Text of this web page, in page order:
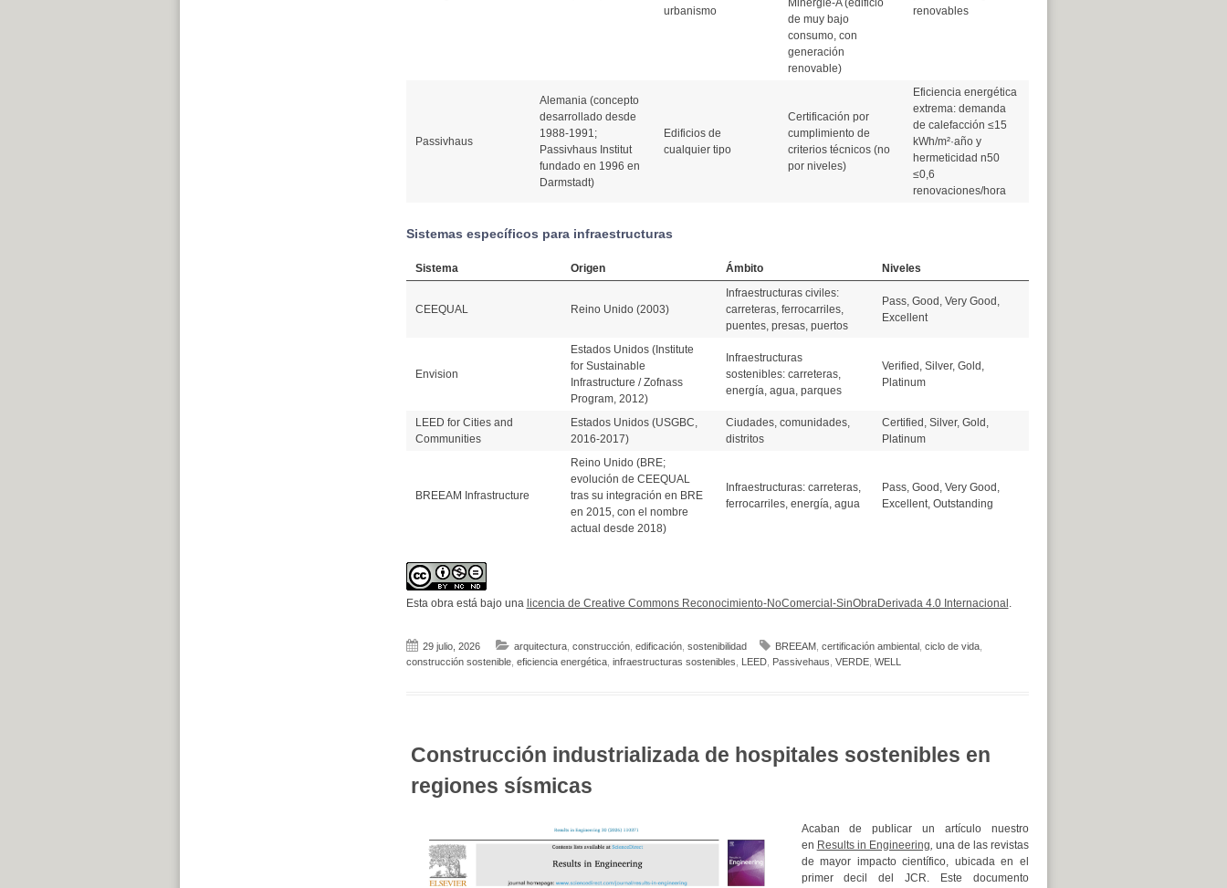
urbanismo
de muy bajo
consumo, con
generación
renovable)
renovables
Passivhaus
Alemania (concepto
desarrollado desde
1988-1991;
Passivhaus Institut
fundado en 1996 en
Darmstadt)
Edificios de
cualquier tipo
Certificación por
cumplimiento de
criterios técnicos (no
por niveles)
Eficiencia energética
extrema: demanda
de calefacción ≤15
kWh/m²·año y
hermeticidad n50
≤0,6
renovaciones/hora
Sistemas específicos para infraestructuras
Sistema Origen Ámbito Niveles
CEEQUAL Reino Unido (2003)
Infraestructuras civiles:
carreteras, ferrocarriles,
puentes, presas, puertos
Pass, Good, Very Good,
Excellent
Envision
Estados Unidos (Institute
for Sustainable
Infrastructure / Zofnass
Program, 2012)
Infraestructuras
sostenibles: carreteras,
energía, agua, parques
Verified, Silver, Gold,
Platinum
LEED for Cities and
Communities
Estados Unidos (USGBC,
2016-2017)
Ciudades, comunidades,
distritos
Certified, Silver, Gold,
Platinum
BREEAM Infrastructure
Reino Unido (BRE;
evolución de CEEQUAL
tras su integración en BRE
en 2015, con el nombre
actual desde 2018)
Infraestructuras: carreteras,
ferrocarriles, energía, agua
Pass, Good, Very Good,
Excellent, Outstanding
Esta obra está bajo una licencia de Creative Commons Reconocimiento-NoComercial-SinObraDerivada 4.0 Internacional .
29 julio, 2026 arquitectura, construcción, edificación, sostenibilidad BREEAM, certificación ambiental , ciclo de vida,
construcción sostenible, eficiencia energética, infraestructuras sostenibles, LEED, Passivehaus, VERDE, WELL
Construcción industrializada de hospitales sostenibles en
regiones sísmicas
Acaban de publicar un artículo nuestro
en Results in Engineering, una de las revistas
de mayor impacto científico, ubicada en el
primer decil del JCR. Este documento